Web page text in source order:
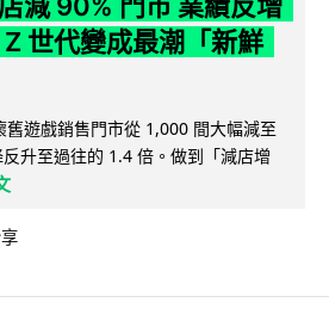
世代變成最潮「新鮮
舊遊戲銷售門市從 1,000 間大幅減至
升至過往的 1.4 倍。做到「減店增